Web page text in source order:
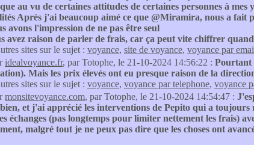
au vu de certaines attitudes de certaines personnes à
Après j'ai beaucoup aimé ce que @Miramira, nous a fait
avons l'impression de ne pas être seul
avez raison de parler de frais, car ça peut vite chiffrer
sites sur le sujet : voyance, site de voyance, voyance par
idealvoyance.fr, par Totophe, le 21-10-2024 14:56:22 : Pourtant
Mais les prix élevés ont eu presque raison de la
sites sur le sujet : voyance, voyance par telephone, voyance
monsitevoyance.com, par Totophe, le 21-10-2024 14:54:47 :
et j'ai apprécié les interventions de Pepito qui a
échanges (pas longtemps pour limiter nettement les frais)
malgré tout je ne peux pas dire que les choses ont